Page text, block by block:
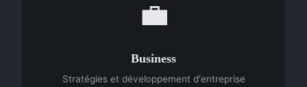
💼
Business
Stratégies et développement d'entreprise